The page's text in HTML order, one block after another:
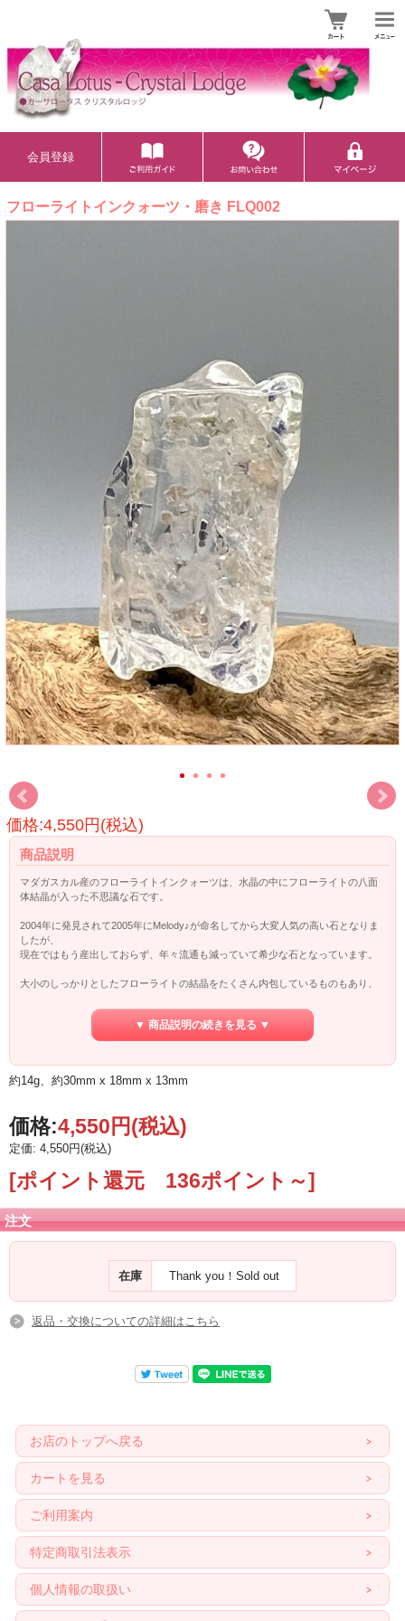
会員登録
フローライトインクォーツ・磨き FLQ002
価格:4,550円(税込)
商品説明
マダガスカル産のフローライトインクォーツは、水晶の中にフローライトの八面
体結晶が入った不思議な石です。
2004年に発見されて2005年にMelody♪が命名してから大変人気の高い石となりま
したが、
現在ではもう産出しておらず、年々流通も減っていて希少な石となっています。
大小のしっかりとしたフローライトの結晶をたくさん内包しているものもあり、
ポリッシュされていることでまるで水のようにクリアでぷっくりとしています。
水入りのように見えるものもあり、それらはフローライトインクォーツの特徴の
の空間だけが残ったもの)です。
一部、研磨の過程で表面に出た逆格子空間も見られます。
この逆格子空間とフローライトは「陰と陽」「女性性と男性性」、「虚と実」な
どとして
バランスを保ち、そしてその統合を助けるのだそうです。
ルでもあります。
またフローライトインクォーツは、カウンセラーに有益な石でもあります。
相手（または自分）の問題点を明確にしてくれるので、
で、
セッション中、またはセッション後にクライアントに問題点を自分で受け取って
もらいたい場合などには、
現世での問題点を明確にできるし、太陽系の惑星にも深く繋がっているので、
インスピレーションでグリッドを組んで、その前で瞑想してみるのもよいでしょ
う。
▼ 商品説明の続きを見る ▼
約14g、約30mm x 18mm x 13mm
価格:4,550円(税込)
定価: 4,550円(税込)
[ポイント還元 136ポイント～]
注文
在庫 Thank you！Sold out
返品・交換についての詳細はこちら
お店のトップへ戻る
カートを見る
ご利用案内
特定商取引法表示
個人情報の取扱い